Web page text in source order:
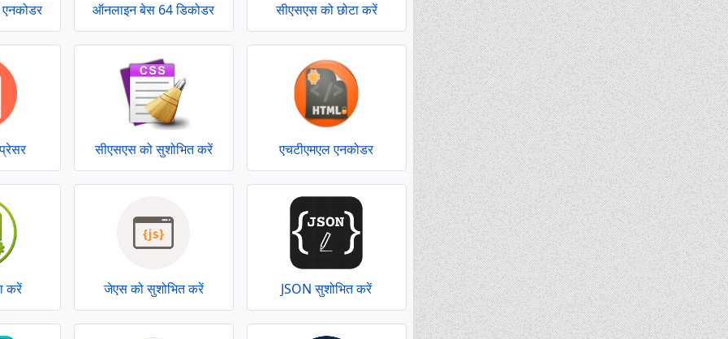
ऑनलाइन बेस 64 डिकोडर सीएसएस को छोटा करें
सीएसएस को सुशोभित करें एचटीएमएल एनकोडर
करें जेएस को सुशोभित करें JSON सुशोभित करें